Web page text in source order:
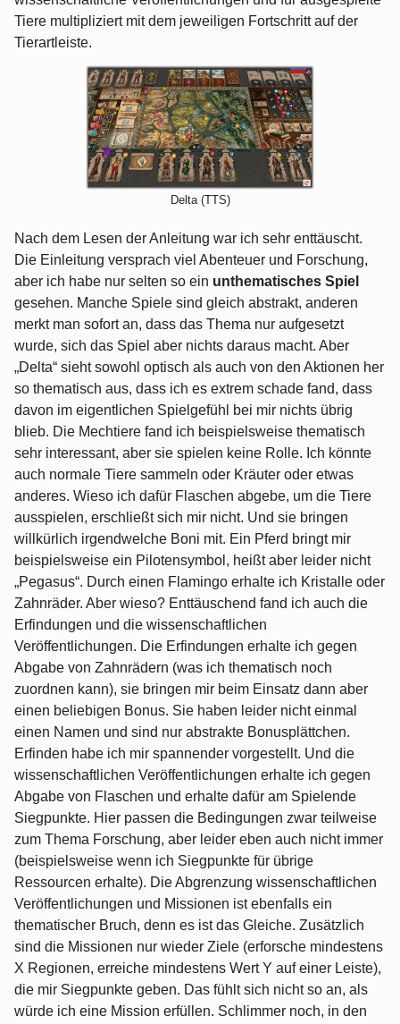
Tiere multipliziert mit dem jeweiligen Fortschritt auf der
Tierartleiste.
Delta (TTS)
Nach dem Lesen der Anleitung war ich sehr enttäuscht.
Die Einleitung versprach viel Abenteuer und Forschung,
aber ich habe nur selten so ein unthematisches Spiel
gesehen. Manche Spiele sind gleich abstrakt, anderen
merkt man sofort an, dass das Thema nur aufgesetzt
wurde, sich das Spiel aber nichts daraus macht. Aber
„Delta“ sieht sowohl optisch als auch von den Aktionen her
so thematisch aus, dass ich es extrem schade fand, dass
davon im eigentlichen Spielgefühl bei mir nichts übrig
blieb. Die Mechtiere fand ich beispielsweise thematisch
sehr interessant, aber sie spielen keine Rolle. Ich könnte
auch normale Tiere sammeln oder Kräuter oder etwas
anderes. Wieso ich dafür Flaschen abgebe, um die Tiere
ausspielen, erschließt sich mir nicht. Und sie bringen
willkürlich irgendwelche Boni mit. Ein Pferd bringt mir
beispielsweise ein Pilotensymbol, heißt aber leider nicht
„Pegasus“. Durch einen Flamingo erhalte ich Kristalle oder
Zahnräder. Aber wieso? Enttäuschend fand ich auch die
Erfindungen und die wissenschaftlichen
Veröffentlichungen. Die Erfindungen erhalte ich gegen
Abgabe von Zahnrädern (was ich thematisch noch
zuordnen kann), sie bringen mir beim Einsatz dann aber
einen beliebigen Bonus. Sie haben leider nicht einmal
einen Namen und sind nur abstrakte Bonusplättchen.
Erfinden habe ich mir spannender vorgestellt. Und die
wissenschaftlichen Veröffentlichungen erhalte ich gegen
Abgabe von Flaschen und erhalte dafür am Spielende
Siegpunkte. Hier passen die Bedingungen zwar teilweise
zum Thema Forschung, aber leider eben auch nicht immer
(beispielsweise wenn ich Siegpunkte für übrige
Ressourcen erhalte). Die Abgrenzung wissenschaftlichen
Veröffentlichungen und Missionen ist ebenfalls ein
thematischer Bruch, denn es ist das Gleiche. Zusätzlich
sind die Missionen nur wieder Ziele (erforsche mindestens
X Regionen, erreiche mindestens Wert Y auf einer Leiste),
die mir Siegpunkte geben. Das fühlt sich nicht so an, als
würde ich eine Mission erfüllen. Schlimmer noch, in den